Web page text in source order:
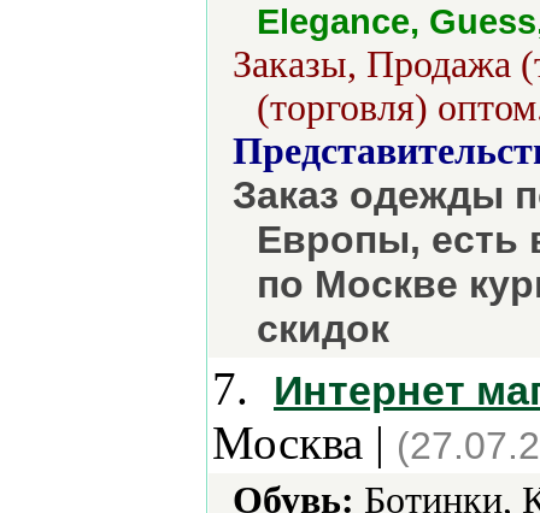
Elegance,
Заказы, Продажа
(торговля)
Заказ одежды
Европы, есть
по Москве
скидок
7. Интернет
Москва |
Обувь: Ботинки,